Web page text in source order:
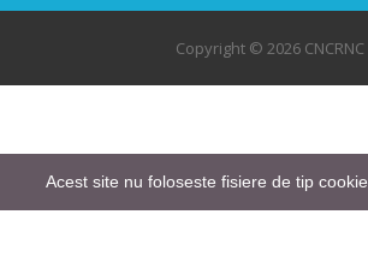
Copyright © 2026 CNCRNC
Acest site nu foloseste fisiere de tip cookie